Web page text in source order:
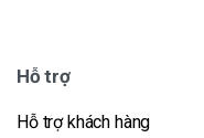
Hỗ trợ
Hỗ trợ khách hàng